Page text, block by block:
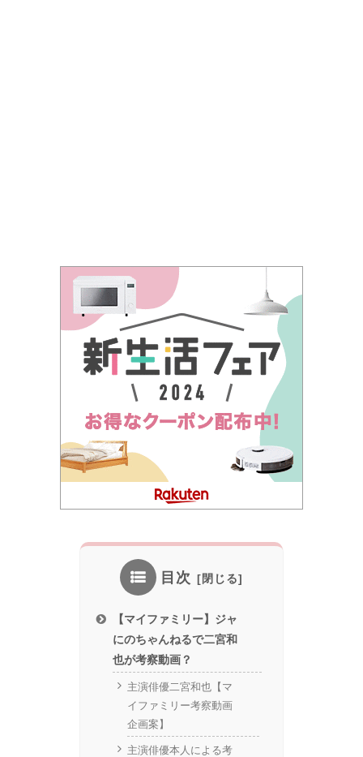
目次
【マイファミリー】ジャ
にのちゃんねるで二宮和
也が考察動画？
主演俳優二宮和也【マ
イファミリー考察動画
企画案】
主演俳優本人による考